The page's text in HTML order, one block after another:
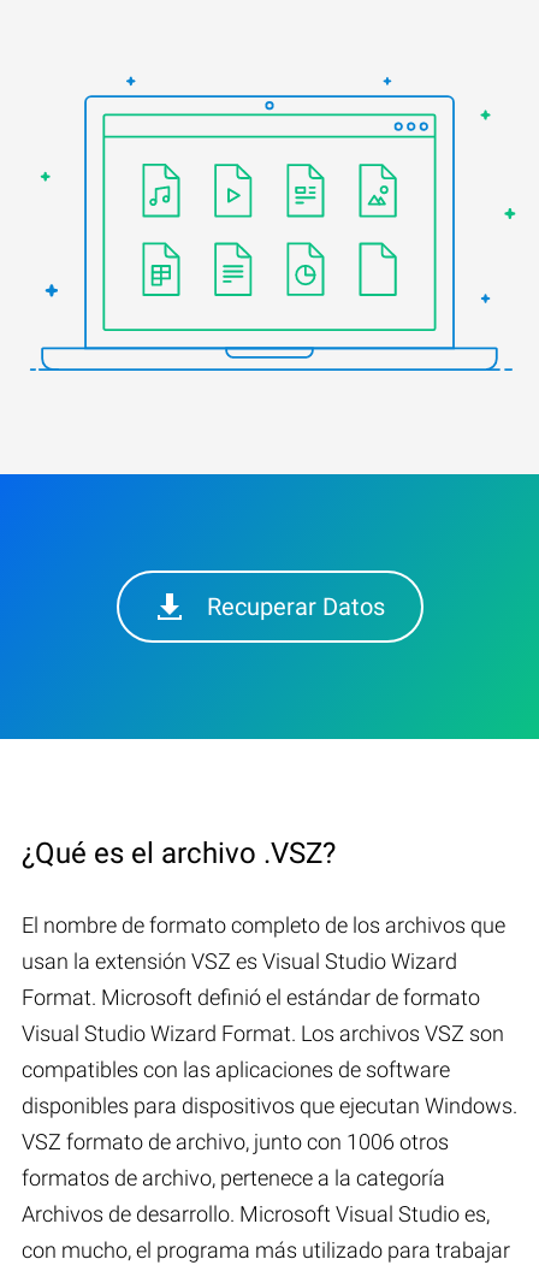
Recuperar Datos
¿Qué es el archivo .VSZ?
El nombre de formato completo de los archivos que
usan la extensión VSZ es Visual Studio Wizard
Format. Microsoft definió el estándar de formato
Visual Studio Wizard Format. Los archivos VSZ son
compatibles con las aplicaciones de software
disponibles para dispositivos que ejecutan Windows.
VSZ formato de archivo, junto con 1006 otros
formatos de archivo, pertenece a la categoría
Archivos de desarrollo. Microsoft Visual Studio es,
con mucho, el programa más utilizado para trabajar